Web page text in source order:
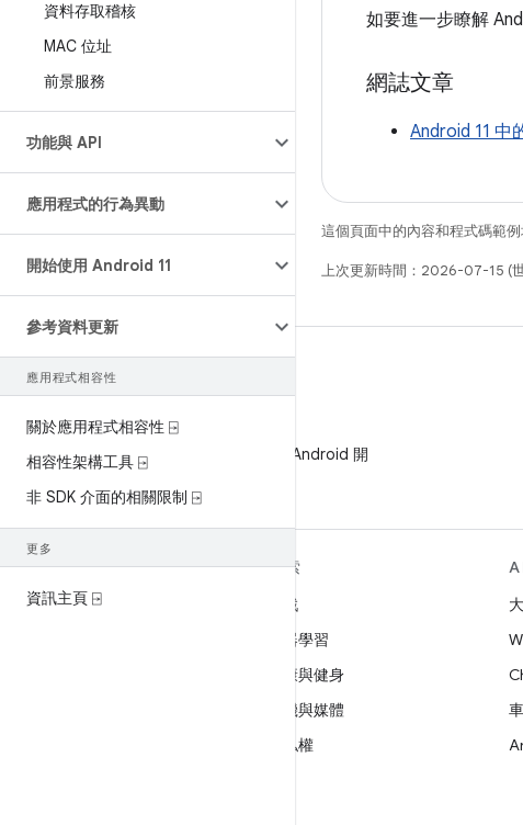
資料存取稽核
MAC 位址
前景服務
功能與 API
應用程式的行為異動
開始使用 Android 11
參考資料更新
應用程式相容性
關於應用程式相容性 ⍈
相容性架構工具 ⍈
非 SDK 介面的相關限制 ⍈
更多
資訊主頁 ⍈
如要進一步瞭解
網誌文章
Android 11 中
這個頁面中的內容和程式碼範
上次更新時間：2026-07-15 (世
在 WeChat 上追蹤 Android 開
深入瞭解 ANDROID
Android
探索
遊戲
機器學習
健康與健身
相機與媒體
隱私權